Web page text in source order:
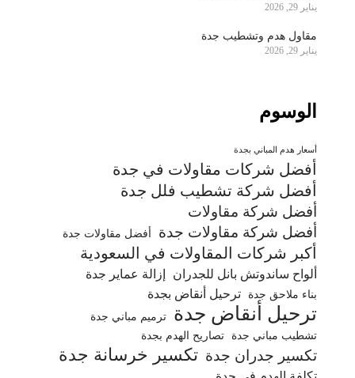
يناير 29, 2026
مقاول هدم وتشطيب جدة
يناير 29, 2026
الوسوم
أسعار هدم المباني بجدة
أفضل شركات مقاولات في جدة
أفضل شركة تشطيب فلل جدة
أفضل شركة مقاولات
أفضل شركة مقاولات جدة
أفضل مقاولات جدة
أكبر شركات المقاولات في السعودية
ألواح ساندوتش بانل للجدران إزالة عماير جدة
بناء ملاحق جدة ترحيل أنقاض بجدة
ترحيل أنقاض جدة
ترميم مباني جدة
تشطيب مباني جدة
تصاريح الهدم بجدة
تكسير جدران جدة تكسير خرسانة جدة